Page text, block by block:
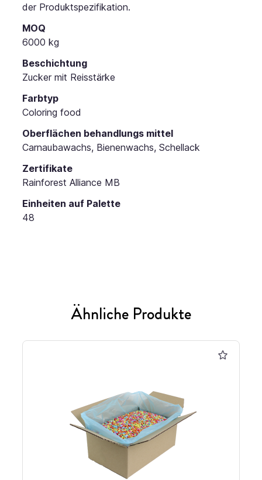
der Produktspezifikation.
MOQ
6000 kg
Beschichtung
Zucker mit Reisstärke
Farbtyp
Coloring food
Oberflächen behandlungs mittel
Carnaubawachs, Bienenwachs, Schellack
Zertifikate
Rainforest Alliance MB
Einheiten auf Palette
48
Ähnliche Produkte